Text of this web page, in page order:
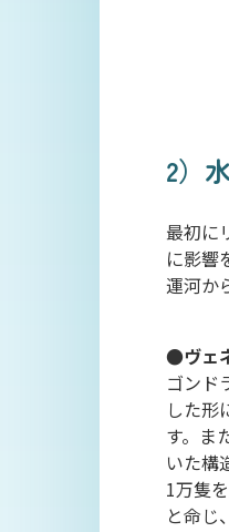
2）
最初に
に影響
運河か
●ヴェ
ゴンド
した形
す。ま
いた構
1万隻
と命じ